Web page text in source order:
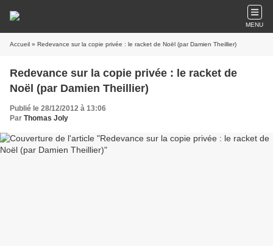
MENU
Accueil » Redevance sur la copie privée : le racket de Noël (par Damien Theillier)
Redevance sur la copie privée : le racket de
Noël (par Damien Theillier)
Publié le 28/12/2012 à 13:06
Par Thomas Joly